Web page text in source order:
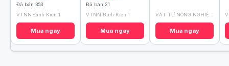
Đã bán 353
VTNN Đình Kiên 1
Mua ngay
Đã bán 21
VTNN Đình Kiên 1
Mua ngay Mua ngay